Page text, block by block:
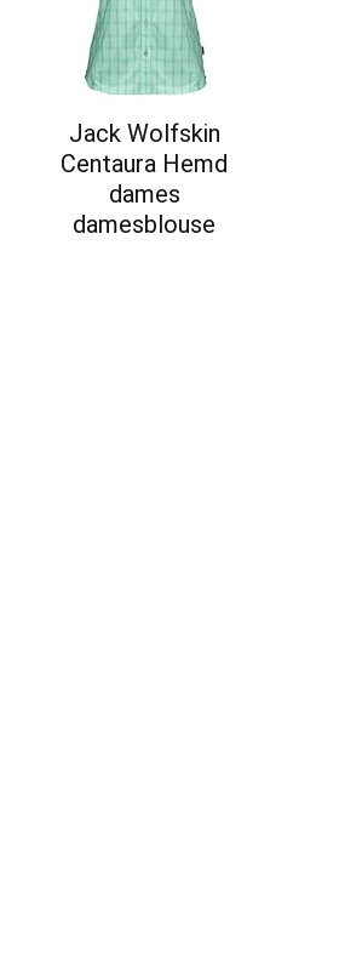
Jack Wolfskin
Centaura Hemd
dames
damesblouse